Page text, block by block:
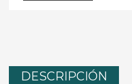
DESCRIPCIÓN